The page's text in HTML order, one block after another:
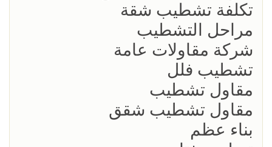
تكلفة تشطيب شقة
مراحل التشطيب
شركة مقاولات عامة
تشطيب فلل
مقاول تشطيب
مقاول تشطيب شقق
بناء عظم